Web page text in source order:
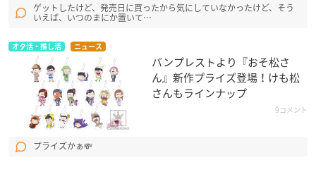
ゲットしたけど、発売日に買ったから気にしていなかったけど、そう
いえば、いつのまにか置いて…
オタ活・推し活 ニュース
バンプレストより『おそ松さ
ん』新作プライズ登場！けも松
さんもラインナップ
9コメント
プライズかぁ💸